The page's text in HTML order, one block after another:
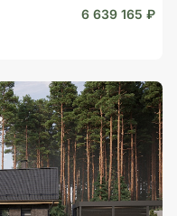
6 639 165 ₽